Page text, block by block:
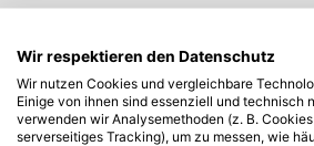
Wir respektieren den Datenschutz
Wir nutzen Cookies und vergleichbare
Einige von ihnen sind essenziell und technisch
verwenden wir Analysemethoden (z. B.
serverseitiges Tracking), um zu messen, wie